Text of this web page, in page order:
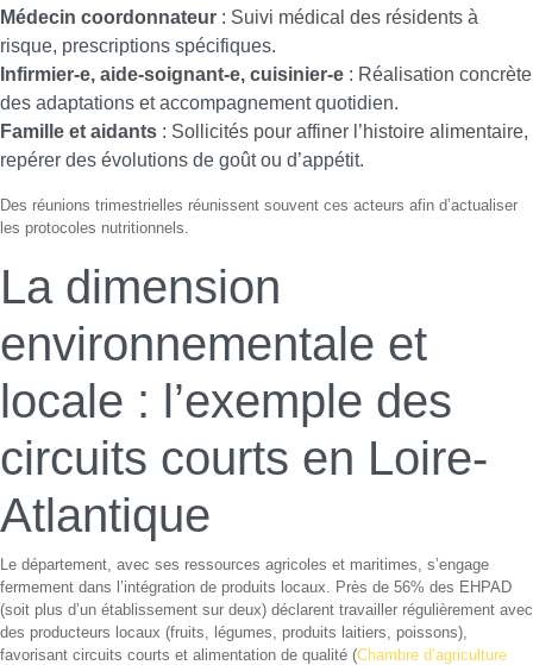
Médecin coordonnateur : Suivi médical des résidents à
risque, prescriptions spécifiques.
Infirmier-e, aide-soignant-e, cuisinier-e : Réalisation concrète
des adaptations et accompagnement quotidien.
Famille et aidants : Sollicités pour affiner l’histoire alimentaire,
repérer des évolutions de goût ou d’appétit.
Des réunions trimestrielles réunissent souvent ces acteurs afin d’actualiser
les protocoles nutritionnels.
La dimension
environnementale et
locale : l’exemple des
circuits courts en Loire-
Atlantique
Le département, avec ses ressources agricoles et maritimes, s’engage
fermement dans l’intégration de produits locaux. Près de 56% des EHPAD
(soit plus d’un établissement sur deux) déclarent travailler régulièrement avec
des producteurs locaux (fruits, légumes, produits laitiers, poissons),
favorisant circuits courts et alimentation de qualité (Chambre d’agriculture